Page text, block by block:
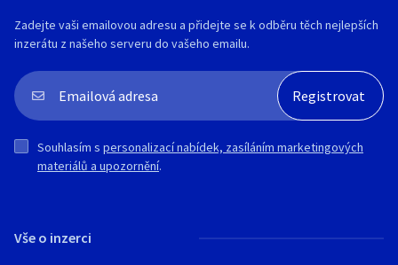
Vše o inzerci
Zadejte vaši emailovou adresu a přidejte se k odběru těch nejlepších
inzerátu z našeho serveru do vašeho emailu.
Souhlasím s personalizací nabídek, zasíláním marketingových
materiálů a upozornění.